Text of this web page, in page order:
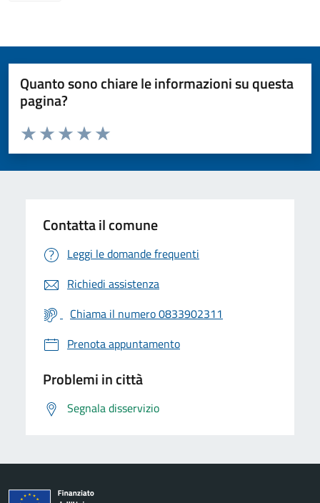
Quanto sono chiare le informazioni su questa
pagina?
Valuta da 1 a 5 stelle la pagina
Valuta 5 stelle su 5
Valuta 4 stelle su 5
Valuta 3 stelle su 5
Valuta 2 stelle su 5
Valuta 1 stelle su 5
Contatta il comune
Leggi le domande frequenti
Richiedi assistenza
Chiama il numero 0833902311
Prenota appuntamento
Problemi in città
Segnala disservizio